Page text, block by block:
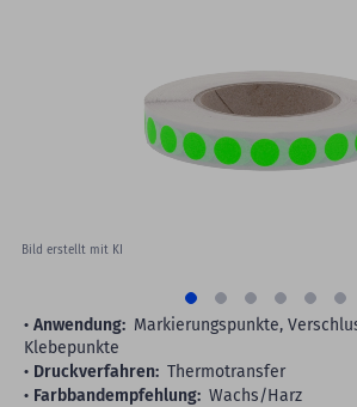
Bild erstellt mit KI
Anwendung: Markierungspunkte,
Klebepunkte
Druckverfahren: Thermotransfer
Farbbandempfehlung: Wachs/Harz